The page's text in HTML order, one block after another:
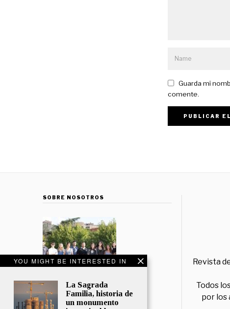
Guarda mi
comente.
YOU MIGHT BE INTERESTED IN
La Sagrada
Familia, historia de
un monumento
SOBRE NOSOTROS
Revista
Todos
por los